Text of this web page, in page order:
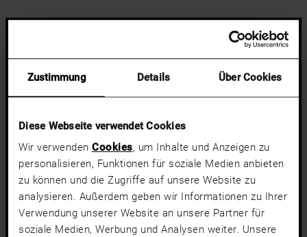
Zustimmung Details Über Cookies
Diese Webseite verwendet Cookies
Wir verwenden Cookies, um Inhalte und Anzeigen zu
personalisieren, Funktionen für soziale Medien anbieten
zu können und die Zugriffe auf unsere Website zu
analysieren. Außerdem geben wir Informationen zu Ihrer
Verwendung unserer Website an unsere Partner für
soziale Medien, Werbung und Analysen weiter. Unsere